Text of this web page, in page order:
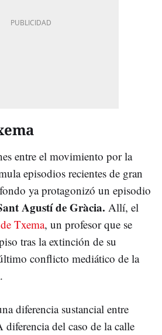
entre el movimiento por la
episodios recientes de gran
ya protagonizó un episodio
Agustí de Gràcia. Allí, el
Txema, un profesor que se
tras la extinción de su
conflicto mediático de la
diferencia sustancial entre
diferencia del caso de la calle